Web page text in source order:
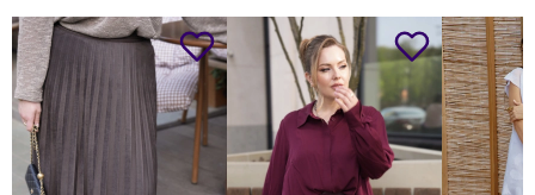
длина
юбки
без
пояса
64 64 65,5 65,5 65,5
ширина